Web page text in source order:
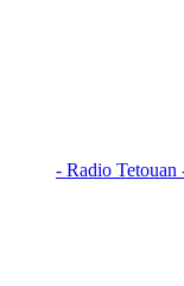
راديو تطوان - Radio Tetouan -